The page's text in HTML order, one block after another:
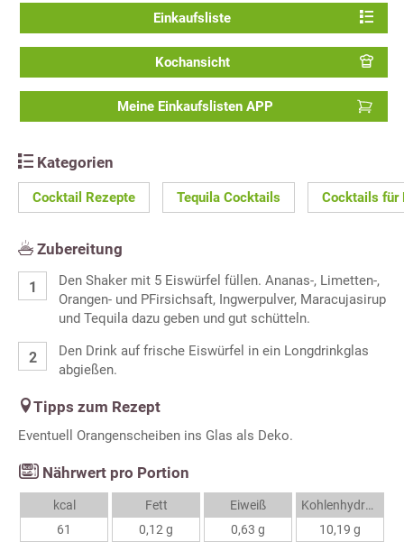
Einkaufsliste
Kochansicht
Meine Einkaufslisten APP
Kategorien
Cocktail Rezepte Tequila Cocktails Cocktails für
Zubereitung
Den Shaker mit 5 Eiswürfel füllen. Ananas-, Limetten-,
Orangen- und PFirsichsaft, Ingwerpulver, Maracujasirup
und Tequila dazu geben und gut schütteln.
Den Drink auf frische Eiswürfel in ein Longdrinkglas
abgießen.
Tipps zum Rezept
Eventuell Orangenscheiben ins Glas als Deko.
Nährwert pro Portion
kcal
61
Fett
0,12 g
Eiweiß
0,63 g
Kohlenhydrate
10,19 g